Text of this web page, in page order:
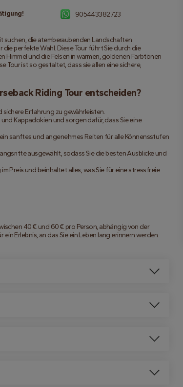
905443382723
suchen, die atemberaubenden Landschaften
perfekte Wahl. Diese Tour führt Sie durch die
und die Felsen in warmen, goldenen Farbtönen
Tour ist so gestaltet, dass sie allen eine sichere,
Riding Tour entscheiden?
sichere Erfahrung zu gewährleisten.
Kappadokien und sorgen dafür, dass Sie eine
sanftes und angenehmes Reiten für alle Könnensstufen
ausgewählt, sodass Sie die besten Ausblicke und
Preis und beinhaltet alles, was Sie für eine stressfreie
40 € und 60 € pro Person, abhängig von der
Erlebnis, an das Sie ein Leben lang erinnern werden.